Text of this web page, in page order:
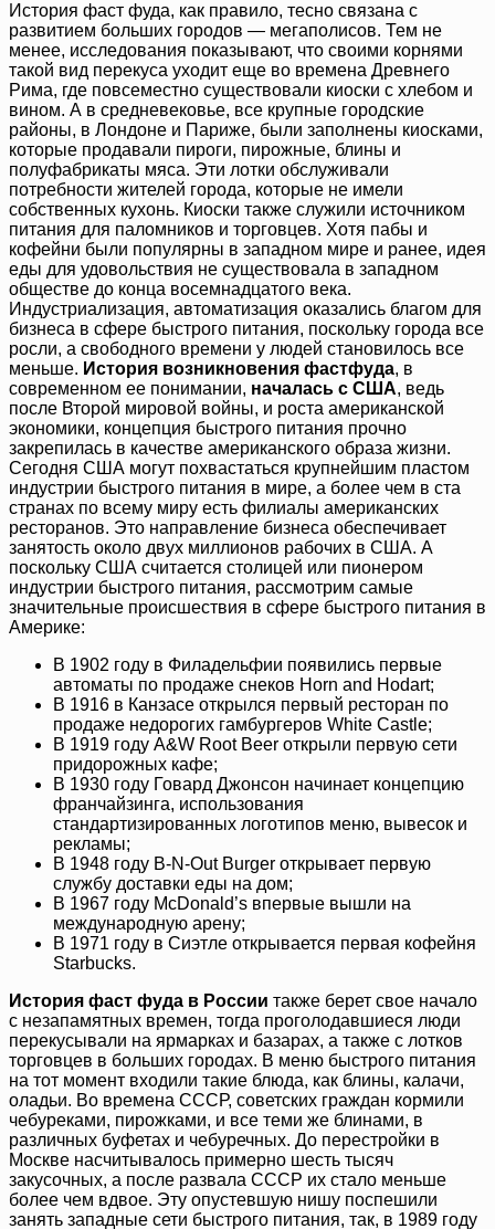
История фаст фуда, как правило, тесно связана с
развитием больших городов — мегаполисов. Тем не
менее, исследования показывают, что своими корнями
такой вид перекуса уходит еще во времена Древнего
Рима, где повсеместно существовали киоски с хлебом и
вином. А в средневековье, все крупные городские
районы, в Лондоне и Париже, были заполнены киосками,
которые продавали пироги, пирожные, блины и
полуфабрикаты мяса. Эти лотки обслуживали
потребности жителей города, которые не имели
собственных кухонь. Киоски также служили источником
питания для паломников и торговцев. Хотя пабы и
кофейни были популярны в западном мире и ранее, идея
еды для удовольствия не существовала в западном
обществе до конца восемнадцатого века.
Индустриализация, автоматизация оказались благом для
бизнеса в сфере быстрого питания, поскольку города все
росли, а свободного времени у людей становилось все
меньше. История возникновения фастфуда, в
современном ее понимании, началась с США, ведь
после Второй мировой войны, и роста американской
экономики, концепция быстрого питания прочно
закрепилась в качестве американского образа жизни.
Сегодня США могут похвастаться крупнейшим пластом
индустрии быстрого питания в мире, а более чем в ста
странах по всему миру есть филиалы американских
ресторанов. Это направление бизнеса обеспечивает
занятость около двух миллионов рабочих в США. А
поскольку США считается столицей или пионером
индустрии быстрого питания, рассмотрим самые
значительные происшествия в сфере быстрого питания в
Америке:
В 1902 году в Филадельфии появились первые
автоматы по продаже снеков Horn and Hodart;
В 1916 в Канзасе открылся первый ресторан по
продаже недорогих гамбургеров White Castle;
В 1919 году A&W Root Beer открыли первую сети
придорожных кафе;
В 1930 году Говард Джонсон начинает концепцию
франчайзинга, использования
стандартизированных логотипов меню, вывесок и
рекламы;
В 1948 году В-N-Out Burger открывает первую
службу доставки еды на дом;
В 1967 году McDonald’s впервые вышли на
международную арену;
В 1971 году в Сиэтле открывается первая кофейня
Starbucks.
История фаст фуда в России также берет свое начало
с незапамятных времен, тогда проголодавшиеся люди
перекусывали на ярмарках и базарах, а также с лотков
торговцев в больших городах. В меню быстрого питания
на тот момент входили такие блюда, как блины, калачи,
оладьи. Во времена СССР, советских граждан кормили
чебуреками, пирожками, и все теми же блинами, в
различных буфетах и чебуречных. До перестройки в
Москве насчитывалось примерно шесть тысяч
закусочных, а после развала СССР их стало меньше
более чем вдвое. Эту опустевшую нишу поспешили
занять западные сети быстрого питания, так, в 1989 году